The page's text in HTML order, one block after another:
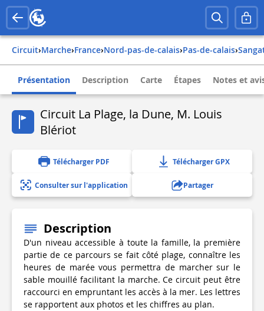
Circuit› Marche› france› nord-pas-de-calais› pas-de-calais›
Présentation Description Carte Étapes Notes et
Circuit La Plage, la Dune, M. Louis
Blériot
Télécharger PDF Télécharger GPX
Consulter sur l'application Partager
Description
D'un niveau accessible à toute la famille, la première
partie de ce parcours se fait côté plage, connaître les
heures de marée vous permettra de marcher sur le
sable mouillé facilitant la marche. Ce circuit peut être
raccourci en empruntant les accès à la mer. Les lettres
se rapportent aux photos et les chiffres au plan.